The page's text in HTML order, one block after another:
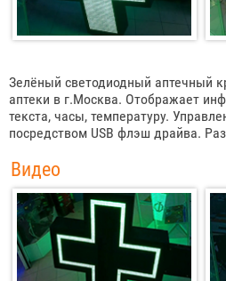
Зелёный светодиодный аптечный
аптеки в г.Москва. Отображает
текста, часы, температуру.
посредством USB флэш драйва.
Видео